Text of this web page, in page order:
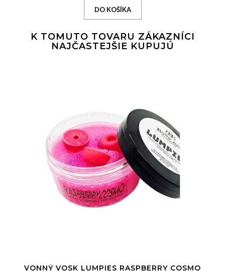
K TOMUTO TOVARU ZÁKAZNÍCI
NAJČASTEJŠIE KUPUJÚ
VONNÝ VOSK LUMPIES RASPBERRY COSMO